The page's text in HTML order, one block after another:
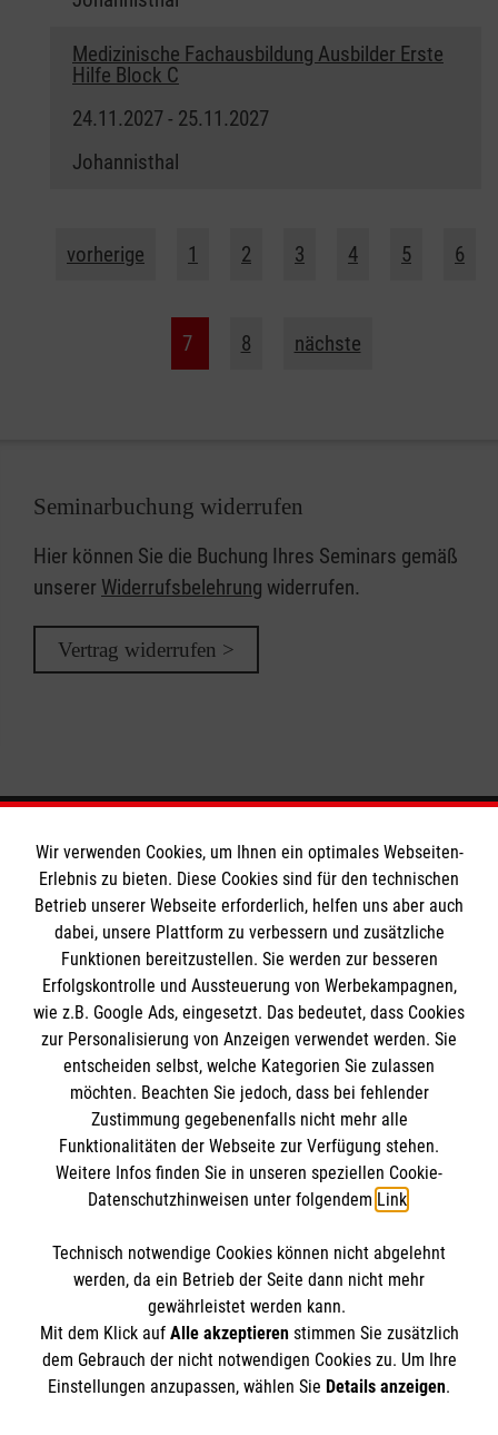
Medizinische Fachausbildung Ausbilder Erste
Hilfe Block C
24.11.2027 - 25.11.2027
Johannisthal
vorherige 1 2 3 4 5 6
7 8 nächste
Seminarbuchung widerrufen
Hier können Sie die Buchung Ihres Seminars gemäß
unserer Widerrufsbelehrung widerrufen.
Vertrag widerrufen >
Informationen
Impressum
Datenschutz
Kontakt
Barrierefreiheit
Die Malteser
Malteser in Deutschland
Malteserorden
Sharepoint
Spendenkonto
Empfänger: Malteser Hilfsdienst e.V.
IBAN: DE95 3706 0120 1201 2005 19
BIC: GENODED1PA7
So finden Sie uns
Malteser Hilfsdienst e.V. / gemeinnützige GmbH
Regional- und Landesgeschäftsstelle
Der Malteser Hilfsdienst e.V. ist als eingetragene
gemeinnützige Organisation von der Körperschaft- und
Wir verwenden Cookies, um Ihnen ein optimales Webseiten-
Erlebnis zu bieten. Diese Cookies sind für den technischen
Betrieb unserer Webseite erforderlich, helfen uns aber auch
dabei, unsere Plattform zu verbessern und zusätzliche
Funktionen bereitzustellen. Sie werden zur besseren
Erfolgskontrolle und Aussteuerung von Werbekampagnen,
wie z.B. Google Ads, eingesetzt. Das bedeutet, dass Cookies
zur Personalisierung von Anzeigen verwendet werden. Sie
entscheiden selbst, welche Kategorien Sie zulassen
möchten. Beachten Sie jedoch, dass bei fehlender
Zustimmung gegebenenfalls nicht mehr alle
Funktionalitäten der Webseite zur Verfügung stehen.
Weitere Infos finden Sie in unseren speziellen Cookie-
Datenschutzhinweisen unter folgendem Link.
Technisch notwendige Cookies können nicht abgelehnt
werden, da ein Betrieb der Seite dann nicht mehr
gewährleistet werden kann.
Mit dem Klick auf Alle akzeptierenstimmen Sie zusätzlich
dem Gebrauch der nicht notwendigen Cookies zu. Um Ihre
Einstellungen anzupassen, wählen Sie Details anzeigen.